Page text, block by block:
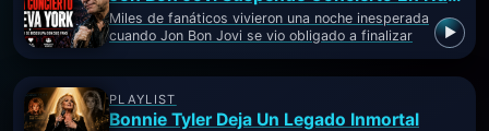
Miles de fanáticos vivieron una noche inesperada
cuando Jon Bon Jovi se vio obligado a finalizar
▶
PLAYLIST
Bonnie Tyler Deja Un Legado Inmortal